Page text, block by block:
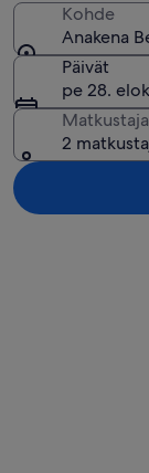
Kohde
Anakena
Päivät
pe 28.
2